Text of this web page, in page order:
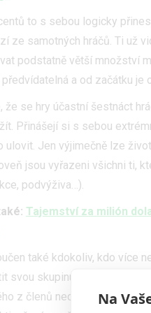
to s sebou logicky
ze samotných hráčů. Ti už
podstatně větší množství
a od začátku je
že se hry účastní šestnáct
Přinášejí si s sebou
ulovit. Jen výjimečně lze
jsou vyřazeni všichni ti,
podvýživa…).
Tajemství za milión
také kdokoliv, kdo více
svou skupinu a zkusit se
z členů nechce a vyhodit
Na